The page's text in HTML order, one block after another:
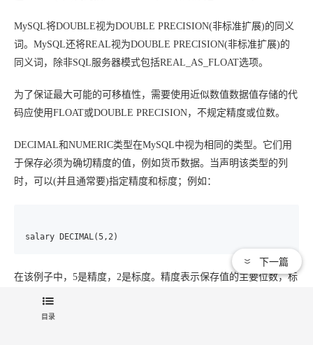
MySQL将DOUBLE视为DOUBLE PRECISION(非标准扩展)的同义
词。MySQL还将REAL视为DOUBLE PRECISION(非标准扩展)的
同义词，除非SQL服务器模式包括REAL_AS_FLOAT选项。
为了保证最大可能的可移植性，需要使用近似数值数据值存储的代
码应使用FLOAT或DOUBLE PRECISION，不规定精度或位数。
DECIMAL和NUMERIC类型在MySQL中视为相同的类型。它们用
于保存必须为确切精度的值，例如货币数据。当声明该类型的列
时，可以(并且通常要)指定精度和标度；例如：
salary DECIMAL(5,2)
在该例子中，5是精度，2是标度。精度表示保存值的主要位数，标
度表示小数点后面可以保存的位数。
目录
下一篇